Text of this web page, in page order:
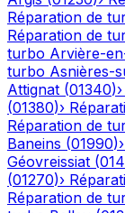
Réparation de
Réparation de
turbo Arvière-
turbo Asnières-
Attignat (01340)›
(01380)›
Réparation de
Baneins (01990)›
Géovreissiat (
(01270)›
Réparation de